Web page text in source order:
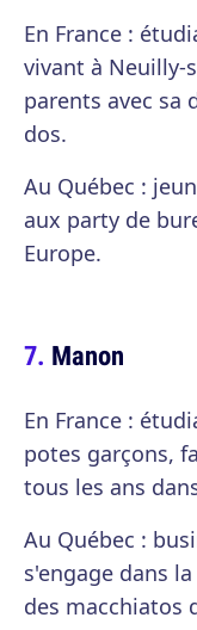
En France :
vivant à Neuilly-
parents avec sa
dos.
Au Québec :
aux party de
Europe.
Manon
En France :
potes garçons,
tous les ans
Au Québec :
s'engage dans
des macchiatos